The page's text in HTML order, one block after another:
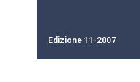
Edizione 11-2007